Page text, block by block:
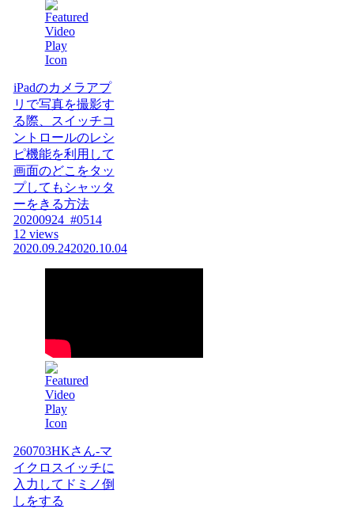
iPadのカメラアプ
リで写真を撮影す
る際、スイッチコ
ントロールのレシ
ピ機能を利用して
画面のどこをタッ
プしてもシャッタ
ーをきる方法
20200924_#0514
12 views
2020.09.242020.10.04
260703HKさん-マ
イクロスイッチに
入力してドミノ倒
しをする